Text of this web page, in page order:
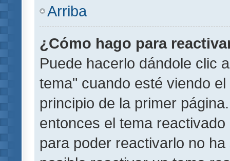
Arriba
¿Cómo hago para
Puede hacerlo dándole clic
tema" cuando esté viendo
principio de la primer
entonces el tema
para poder reactivarlo no